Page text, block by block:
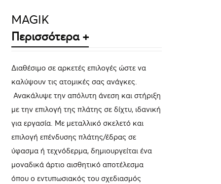
MAGIK
Περισσότερα +
Διαθέσιμο σε αρκετές επιλογές ώστε να
καλύψουν τις ατομικές σας ανάγκες.
Ανακάλυψε την απόλυτη άνεση και στήριξη
με την επιλογή της πλάτης σε δίχτυ, ιδανική
για εργασία. Με μεταλλικό σκελετό και
επιλογή επένδυσης πλάτης/έδρας σε
ύφασμα ή τεχνόδερμα, δημιουργείται ένα
μοναδικά άρτιο αισθητικό αποτέλεσμα
όπου ο εντυπωσιακός του σχεδιασμός